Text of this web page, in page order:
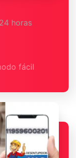
horas
fácil